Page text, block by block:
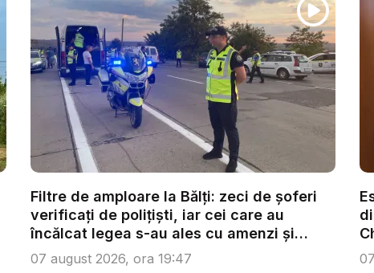
Filtre de amploare la Bălți: zeci de șoferi
verificați de polițiști, iar cei care au
încălcat legea s-au ales cu amenzi și
san...
07 august 2026, ora 19:47
...